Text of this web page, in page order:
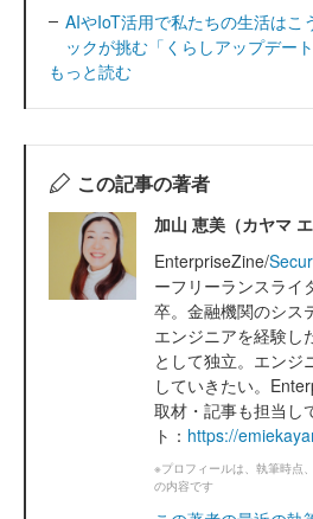
AIやIoT活用で私たちの生活は
ックが挑む「くらしアップデート
もっと読む
この記事の著者
加山 恵美（カヤマ エ
EnterpriseZine/
ーフリーランスライ
卒。金融機関のシス
エンジニアを経験し
として独立。エンジ
していきたい。
取材・記事も担当し
ト： https://
※プロフィールは、執筆時点
の内容です